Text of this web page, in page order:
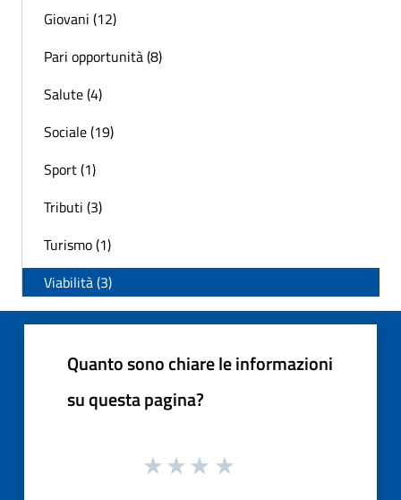
Giovani (12)
Pari opportunità (8)
Salute (4)
Sociale (19)
Sport (1)
Tributi (3)
Turismo (1)
Viabilità (3)
Quanto sono chiare le informazioni
su questa pagina?